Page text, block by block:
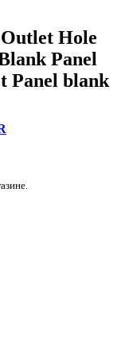
Hole
Panel
Panel blank